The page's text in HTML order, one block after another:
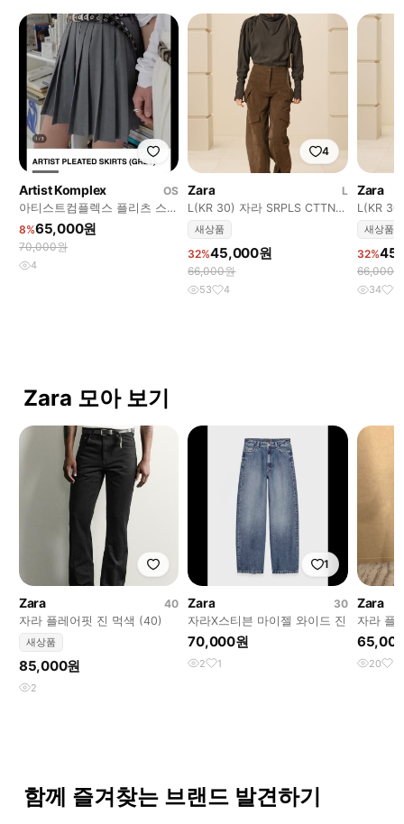
Artist Komplex
OS
아티스트컴플렉스 플리츠 스커
트 그레이 테니스 스커트 주름
스커트
8%65,000원
70,000원
4
4
Zara
L
L(KR 30) 자라 SRPLS CTTN
TRSRS 14
새상품
32%45,000원
66,000원
53 4
Zara
L(KR
TRSRS
새상품
32%
66,000원
34 1
Zara 모아 보기
Zara
40
자라 플레어핏 진 먹색 (40)
새상품
85,000원
2
1
Zara
30
자라X스티븐 마이젤 와이드 진
70,000원
2 1
Zara
자라 플
20 3
함께 즐겨찾는 브랜드 발견하기